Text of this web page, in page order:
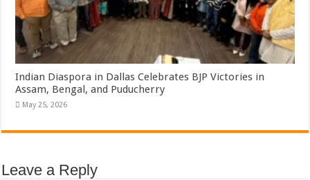
Indian Diaspora in Dallas Celebrates BJP Victories in
Assam, Bengal, and Puducherry
May 25, 2026
Leave a Reply